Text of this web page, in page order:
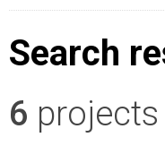
Search
6